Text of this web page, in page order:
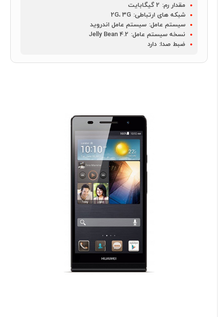
مقدار رم: 2 گیگابایت
شبکه های ارتباطی: 2G، 3G
سیستم عامل: سیستم عامل اندروید
نسخه سیستم عامل: 4.2 Jelly Bean
ضبط صدا: دارد